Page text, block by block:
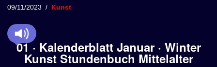
p
i
n
09/11/2023 Kunst
01 · Kalenderblatt Januar · Winter
Kunst Stundenbuch Mittelalter